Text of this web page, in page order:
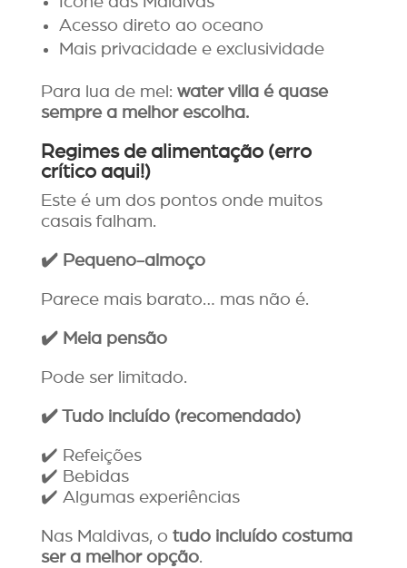
Acesso direto ao oceano
Mais privacidade e exclusividade
Para lua de mel: water villa é quase
sempre a melhor escolha.
Regimes de alimentação (erro
crítico aqui!)
Este é um dos pontos onde muitos
casais falham.
✔️Pequeno-almoço
Parece mais barato… mas não é.
✔️Meia pensão
Pode ser limitado.
✔️Tudo incluído (recomendado)
✔️ Refeições
✔️ Bebidas
✔️ Algumas experiências
Nas Maldivas, o tudo incluído costuma
ser a melhor opção.